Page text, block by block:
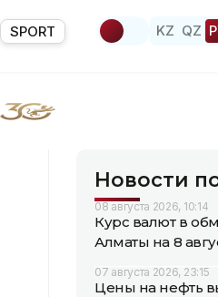
SPORT KZ QZ
Новости
08 августа 2026, 10:14
Курс валют в
Алматы на 8
07 августа 2026, 23:15
Цены на нефть